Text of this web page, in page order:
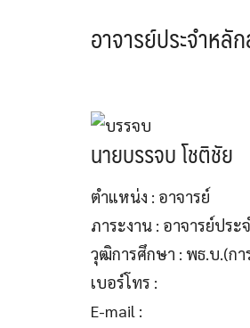
อาจารย์ประจำหลั
นายบรรจบ โชติชัย
ตำแหน่ง : อาจารย์
ภาระงาน : อาจารย์ปร
วุฒิการศึกษา : พธ.บ.(ก
เบอร์โทร :
E-mail :